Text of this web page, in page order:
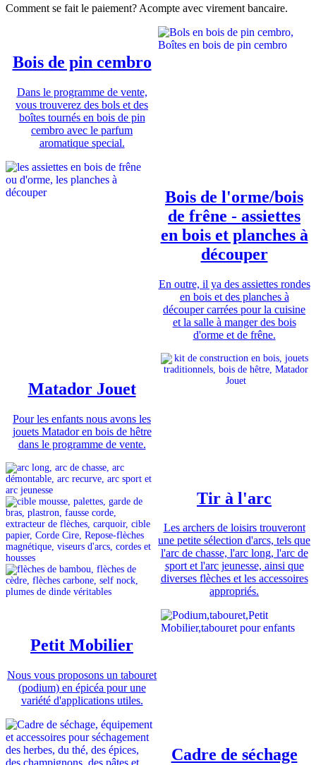
Comment se fait le paiement? Acompte avec virement bancaire.
Bois de pin cembro
Dans le programme de vente,
vous trouverez des bols et des
boîtes tournés en bois de pin
cembro avec le parfum
aromatique special.
Bois de l'orme/bois
de frêne - assiettes
en bois et planches à
découper
En outre, il ya des assiettes rondes
en bois et des planches à
découper carrées pour la cuisine
et la salle à manger des bois
d'orme et de frêne.
Matador Jouet
Pour les enfants nous avons les
jouets Matador en bois de hêtre
dans le programme de vente.
Tir à l'arc
Les archers de loisirs trouveront
une petite sélection d'arcs, tels que
l'arc de chasse, l'arc long, l'arc de
sport et l'arc jeunesse, ainsi que
diverses flèches et les accessoires
appropriés.
Petit Mobilier
Nous vous proposons un tabouret
(podium) en épicéa pour une
variété d'applications utiles.
Cadre de séchage